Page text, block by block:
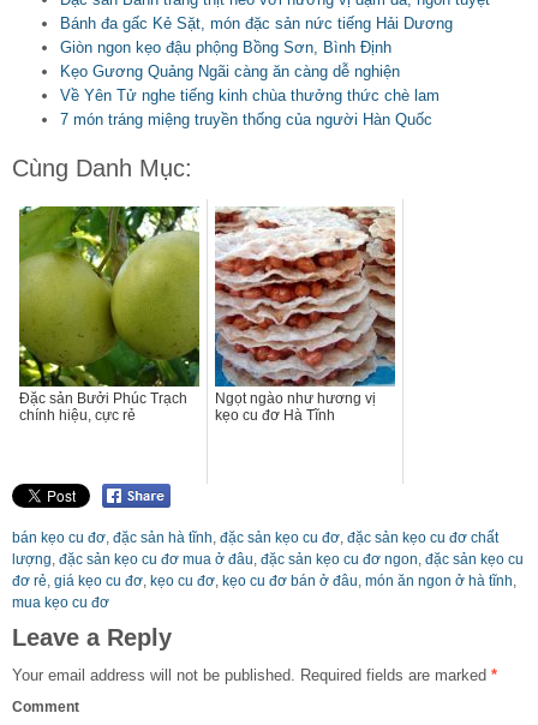
Bánh đa gấc Kẻ Sặt, món đặc sản nức tiếng Hải Dương
Giòn ngon kẹo đậu phộng Bồng Sơn, Bình Định
Kẹo Gương Quảng Ngãi càng ăn càng dễ nghiện
Về Yên Tử nghe tiếng kinh chùa thưởng thức chè lam
7 món tráng miệng truyền thống của người Hàn Quốc
Cùng Danh Mục:
Đặc sản Bưởi Phúc Trạch
chính hiệu, cực rẻ
Ngọt ngào như hương vị
kẹo cu đơ Hà Tĩnh
bán kẹo cu đơ, đặc sản hà tĩnh, đặc sản kẹo cu đơ, đặc sản kẹo cu đơ chất
lượng, đặc sản kẹo cu đơ mua ở đâu, đặc sản kẹo cu đơ ngon, đặc sản kẹo cu
đơ rẻ, giá kẹo cu đơ, kẹo cu đơ, kẹo cu đơ bán ở đâu, món ăn ngon ở hà tĩnh,
mua kẹo cu đơ
Leave a Reply
Your email address will not be published. Required fields are marked *
Comment